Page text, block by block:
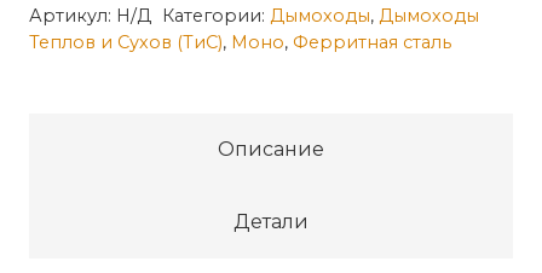
Дефлектор
ДМ-
Артикул: Н/Д Категории: Дымоходы, Дымоходы
Теплов и Сухов (ТиС), Моно, Ферритная сталь
Описание
Детали